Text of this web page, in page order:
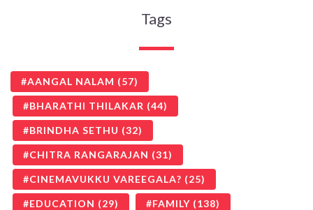
Tags
AANGAL NALAM (57)
BHARATHI THILAKAR (44)
BRINDHA SETHU (32)
CHITRA RANGARAJAN (31)
CINEMAVUKKU VAREEGALA? (25)
EDUCATION (29) FAMILY (138)